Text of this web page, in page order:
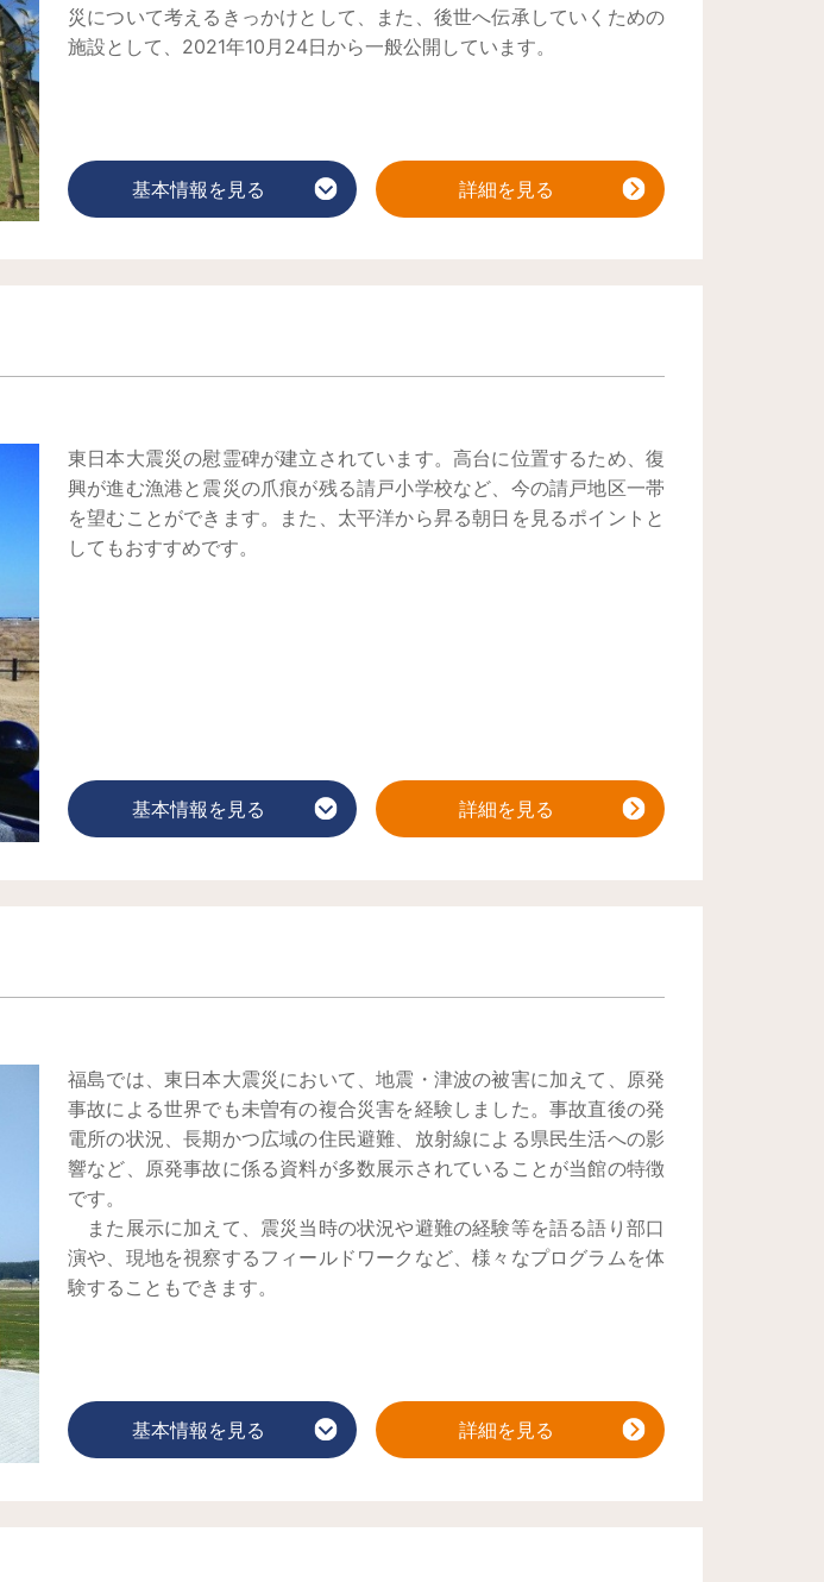
災について考えるきっかけとして、また、後世へ伝承していくための
施設として、2021年10月24日から一般公開しています。
基本情報を見る 詳細を見る
東日本大震災の慰霊碑が建立されています。高台に位置するため、復
興が進む漁港と震災の爪痕が残る請戸小学校など、今の請戸地区一帯
を望むことができます。また、太平洋から昇る朝日を見るポイントと
してもおすすめです。
基本情報を見る 詳細を見る
福島では、東日本大震災において、地震・津波の被害に加えて、原発
事故による世界でも未曽有の複合災害を経験しました。事故直後の発
電所の状況、長期かつ広域の住民避難、放射線による県民生活への影
響など、原発事故に係る資料が多数展示されていることが当館の特徴
です。
また展示に加えて、震災当時の状況や避難の経験等を語る語り部口
演や、現地を視察するフィールドワークなど、様々なプログラムを体
験することもできます。
基本情報を見る 詳細を見る